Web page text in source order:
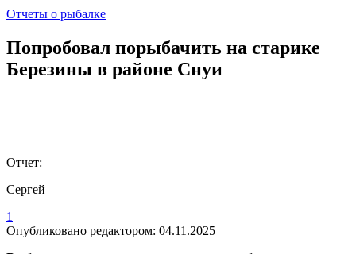
Отчеты о рыбалке
Попробовал порыбачить на старике
Березины в районе Снуи
Отчет:
Сергей
1
Опубликовано редактором: 04.11.2025